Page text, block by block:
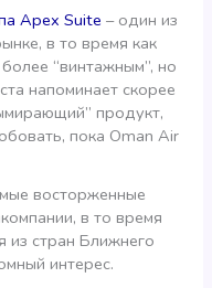
Apex Suite – один из
в то время как
“винтажным”, но
напоминает скорее
продукт,
пока Oman Air
восторженные
в то время
из стран Ближнего
интерес.